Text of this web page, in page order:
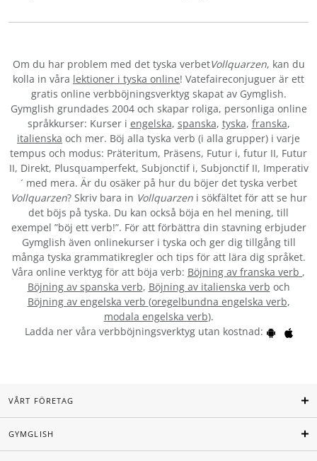
Om du har problem med det tyska verbetVollquarzen, kan du
kolla in våra lektioner i tyska online! Vatefaireconjuguer är ett
gratis online verbböjningsverktyg skapat av Gymglish.
Gymglish grundades 2004 och skapar roliga, personliga online
språkkurser: Kurser i engelska, spanska, tyska, franska,
italienska och mer. Böj alla tyska verb (i alla grupper) i varje
tempus och modus: Präteritum, Präsens, Futur i, futur II, Futur
II, Direkt, Plusquamperfekt, Subjonctif i, Subjonctif II, Imperativ
´ med mera. Är du osäker på hur du böjer det tyska verbet
Vollquarzen? Skriv bara in Vollquarzeni sökfältet för att se hur
det böjs på tyska. Du kan också böja en hel mening, till
exempel ”böj ett verb!”. För att förbättra din stavning erbjuder
Gymglish även onlinekurser i tyska och ger dig tillgång till
många tyska grammatikregler och tips för att lära dig språket.
Våra online verktyg för att böja verb: Böjning av franska verb ,
Böjning av spanska verb, Böjning av italienska verb och
Böjning av engelska verb (oregelbundna engelska verb,
modala engelska verb).
Ladda ner våra verbböjningsverktyg utan kostnad:
VÅRT FÖRETAG
GYMGLISH